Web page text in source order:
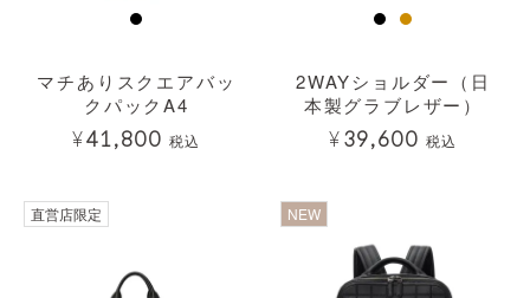
マチありスクエアバッ
クパックA4
¥41,800 税込
2WAYショルダー（日
本製グラブレザー）
¥39,600 税込
直営店限定 NEW